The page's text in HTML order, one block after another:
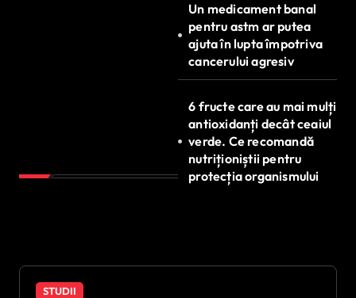
Un medicament banal
pentru astm ar putea
ajuta în lupta împotriva
cancerului agresiv
6 fructe care au mai mulți
antioxidanți decât ceaiul
verde. Ce recomandă
nutriționiștii pentru
protecția organismului
STUDII